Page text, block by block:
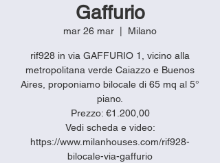
Gaffurio
mar 26 mar Milano
rif928 in via GAFFURIO 1, vicino alla
metropolitana verde Caiazzo e Buenos
Aires, proponiamo bilocale di 65 mq al 5°
piano.
Prezzo: €1.200,00
Vedi scheda e video:
https://www.milanhouses.com/rif928-
bilocale-via-gaffurio